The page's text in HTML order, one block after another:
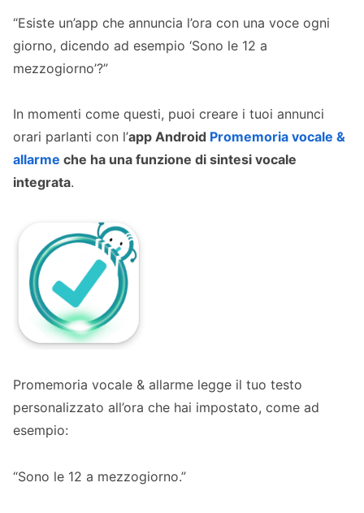
“Esiste un’app che annuncia l’ora con una voce ogni
giorno, dicendo ad esempio ‘Sono le 12 a
mezzogiorno’?”
In momenti come questi, puoi creare i tuoi annunci
orari parlanti con l’app Android Promemoria vocale &
allarme che ha una funzione di sintesi vocale
integrata.
Promemoria vocale & allarme legge il tuo testo
personalizzato all’ora che hai impostato, come ad
esempio:
“Sono le 12 a mezzogiorno.”